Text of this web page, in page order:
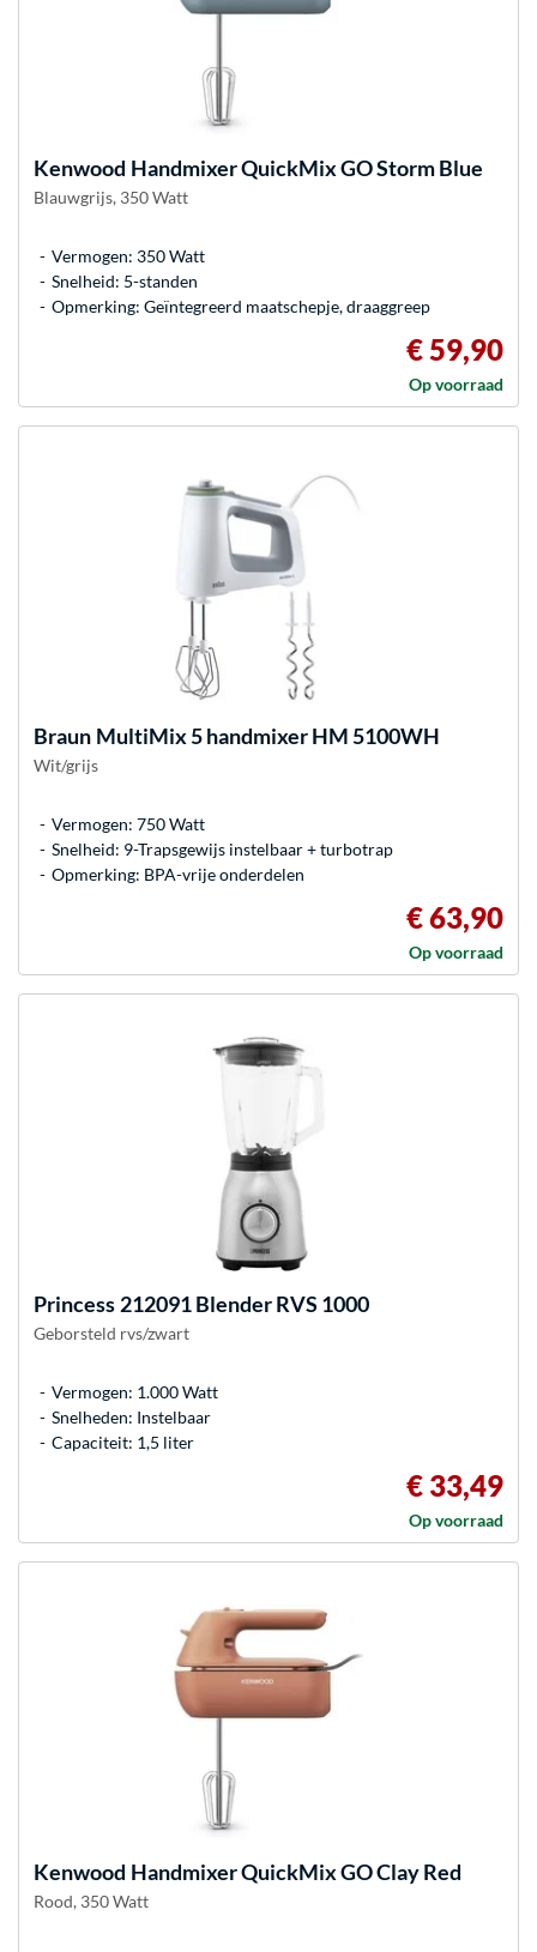
Kenwood Handmixer QuickMix GO Storm Blue
Blauwgrijs, 350 Watt
Vermogen: 350 Watt
Snelheid: 5-standen
Opmerking: Geïntegreerd maatschepje, draaggreep
€ 59,90
Op voorraad
Braun MultiMix 5 handmixer HM 5100WH
Wit/grijs
Vermogen: 750 Watt
Snelheid: 9-Trapsgewijs instelbaar + turbotrap
Opmerking: BPA-vrije onderdelen
€ 63,90
Op voorraad
Princess 212091 Blender RVS 1000
Geborsteld rvs/zwart
Vermogen: 1.000 Watt
Snelheden: Instelbaar
Capaciteit: 1,5 liter
€ 33,49
Op voorraad
Kenwood Handmixer QuickMix GO Clay Red
Rood, 350 Watt